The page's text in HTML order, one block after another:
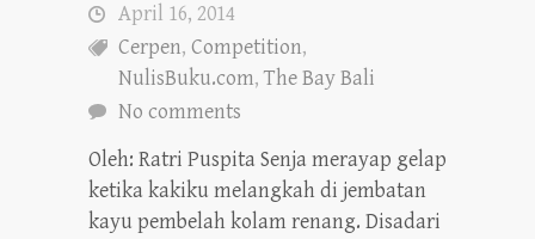
April 16, 2014
Cerpen, Competition,
NulisBuku.com,The Bay Bali
No comments
Oleh: Ratri Puspita Senja merayap gelap
ketika kakiku melangkah di jembatan
kayu pembelah kolam renang. Disadari